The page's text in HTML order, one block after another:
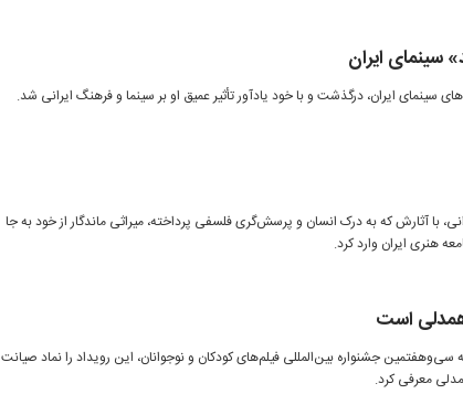
سینمای ایران
سینمای ایران، درگذشت و با خود یادآور تأثیر عمیق او بر سینما و فرهنگ ایرانی شد.
با آثارش که به درک انسان و پرسش‌گری فلسفی پرداخته، میراثی ماندگار از خود به جا
هنری ایران وارد کرد.
است
سی‌وهفتمین جشنواره بین‌المللی فیلم‌های کودکان و نوجوانان، این رویداد را نماد صیانت
معرفی کرد.